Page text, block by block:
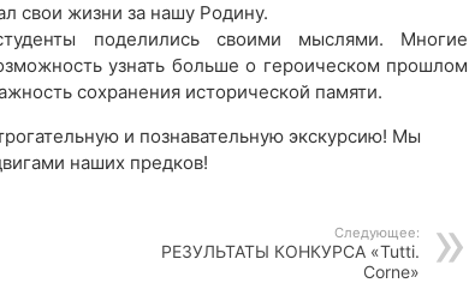
свои жизни за нашу Родину.
поделились своими мыслями. Многие
узнать больше о героическом прошлом
сохранения исторической памяти.
и познавательную экскурсию! Мы
наших предков!
Следующее:
РЕЗУЛЬТАТЫ КОНКУРСА «Tutti.
Corne»